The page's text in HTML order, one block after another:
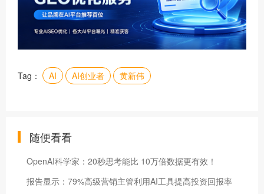
Tag： AI AI创业者 黄新伟
随便看看
OpenAI科学家：20秒思考能比 10万倍数据更有效！
报告显示：79%高级营销主管利用AI工具提高投资回报率